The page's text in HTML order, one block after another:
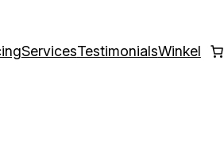
ServicesTestimonialsWinkel